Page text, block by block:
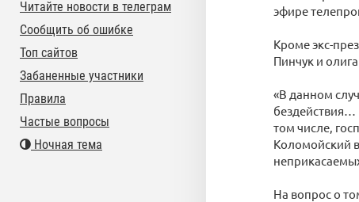
эфире
Кроме экс-
Пинчук и
«В данном
бездействия…
том числе,
Коломойский
На вопрос о
Читайте новости в телеграм
Сообщить об ошибке
Топ сайтов
Забаненные участники
Правила
Частые вопросы
Ночная тема